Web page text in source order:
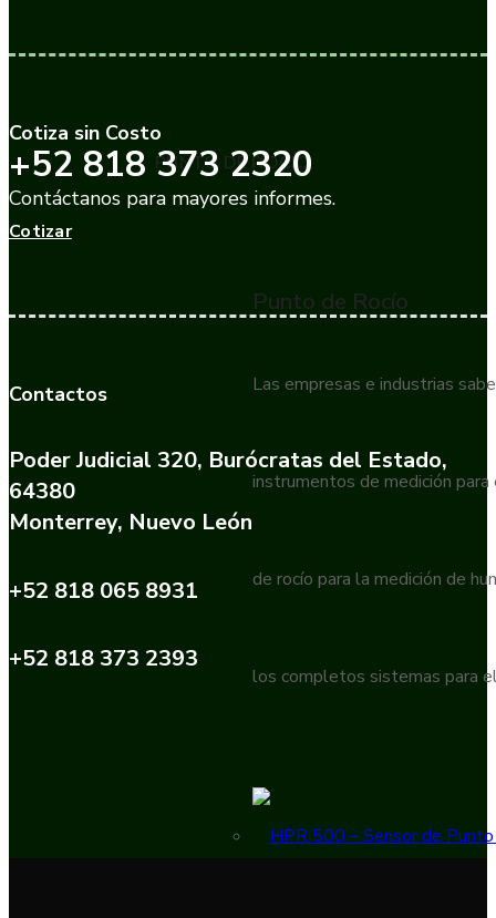
PUNTO DE ROCÍO
Punto de Rocío
Las empresas e industrias
instrumentos de medición
de rocío para la medición de
los completos sistemas para
Cotiza sin Costo
+52 818 373 2320
Contáctanos para mayores informes.
Cotizar
Contactos
Poder Judicial 320, Burócratas del Estado,
64380
Monterrey, Nuevo León
+52 818 065 8931
+52 818 373 2393